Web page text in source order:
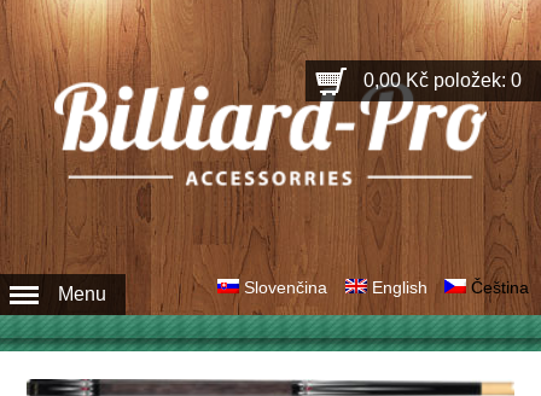
0,00 Kč položek: 0
Slovenčina English Čeština
Menu